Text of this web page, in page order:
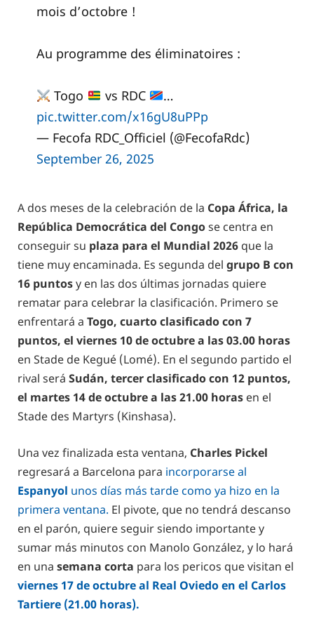
mois d’octobre !
Au programme des éliminatoires :
Togo vs RDC
…
pic.twitter.com/x16gU8uPPp
— Fecofa RDC_Officiel (@FecofaRdc)
September 26, 2025
A dos meses de la celebración de la Copa África, la
República Democrática del Congose centra en
conseguir su plaza para el Mundial 2026 que la
tiene muy encaminada. Es segunda del grupo B con
16 puntosy en las dos últimas jornadas quiere
rematar para celebrar la clasificación. Primero se
enfrentará a Togo, cuarto clasificado con 7
puntos, el viernes 10 de octubre a las 03.00 horas
en Stade de Kegué (Lomé). En el segundo partido el
rival será Sudán, tercer clasificado con 12 puntos,
el martes 14 de octubre a las 21.00 horas en el
Stade des Martyrs (Kinshasa).
Una vez finalizada esta ventana, Charles Pickel
regresará a Barcelona para incorporarse al
Espanyol unos días más tarde como ya hizo en la
primera ventana. El pivote, que no tendrá descanso
en el parón, quiere seguir siendo importante y
sumar más minutos con Manolo González, y lo hará
en una semana corta para los pericos que visitan el
viernes 17 de octubre al Real Oviedo en el Carlos
Tartiere (21.00 horas).